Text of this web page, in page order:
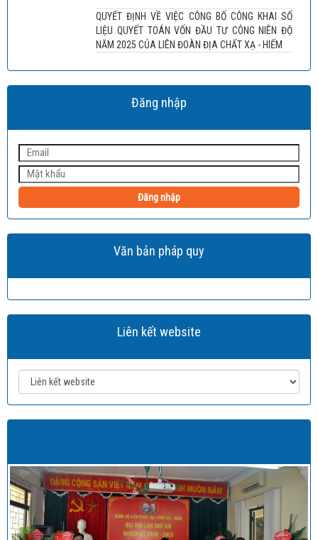
QUYẾT ĐỊNH VỀ VIỆC CÔNG BỐ CÔNG KHAI SỐ
LIỆU QUYẾT TOÁN VỐN ĐẦU TƯ CÔNG NIÊN ĐỘ
NĂM 2025 CỦA LIÊN ĐOÀN ĐỊA CHẤT XẠ - HIẾM
Đăng nhập
Đăng nhập
Văn bản pháp quy
Liên kết website